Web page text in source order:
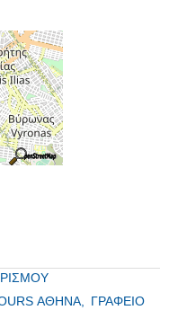
ΑΘΗΝΑ,
ΓΡΑΦΕΙΟ